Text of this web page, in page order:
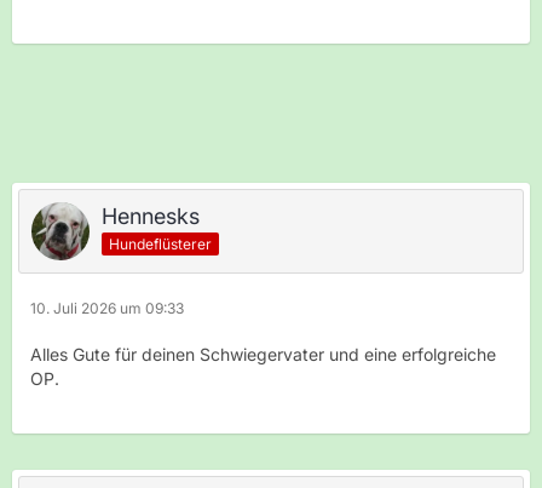
Hennesks
Hundeflüsterer
10. Juli 2026 um 09:33
Alles Gute für deinen Schwiegervater und eine erfolgreiche
OP.